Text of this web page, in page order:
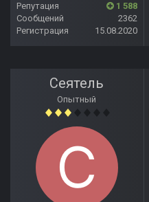
Репутация
1 588
Сообщений
2362
Регистрация
15.08.2020
Сеятель
Опытный